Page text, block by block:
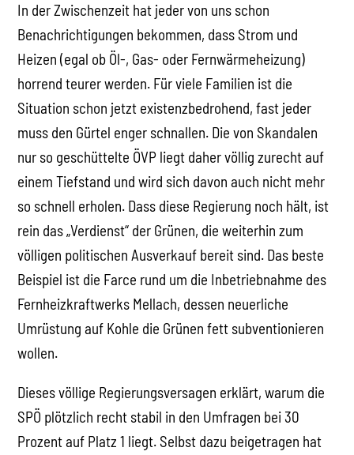
In der Zwischenzeit hat jeder von uns schon
Benachrichtigungen bekommen, dass Strom und
Heizen (egal ob Öl-, Gas- oder Fernwärmeheizung)
horrend teurer werden. Für viele Familien ist die
Situation schon jetzt existenzbedrohend, fast jeder
muss den Gürtel enger schnallen. Die von Skandalen
nur so geschüttelte ÖVP liegt daher völlig zurecht auf
einem Tiefstand und wird sich davon auch nicht mehr
so schnell erholen. Dass diese Regierung noch hält, ist
rein das „Verdienst“ der Grünen, die weiterhin zum
völligen politischen Ausverkauf bereit sind. Das beste
Beispiel ist die Farce rund um die Inbetriebnahme des
Fernheizkraftwerks Mellach, dessen neuerliche
Umrüstung auf Kohle die Grünen fett subventionieren
wollen.
Dieses völlige Regierungsversagen erklärt, warum die
SPÖ plötzlich recht stabil in den Umfragen bei 30
Prozent auf Platz 1 liegt. Selbst dazu beigetragen hat